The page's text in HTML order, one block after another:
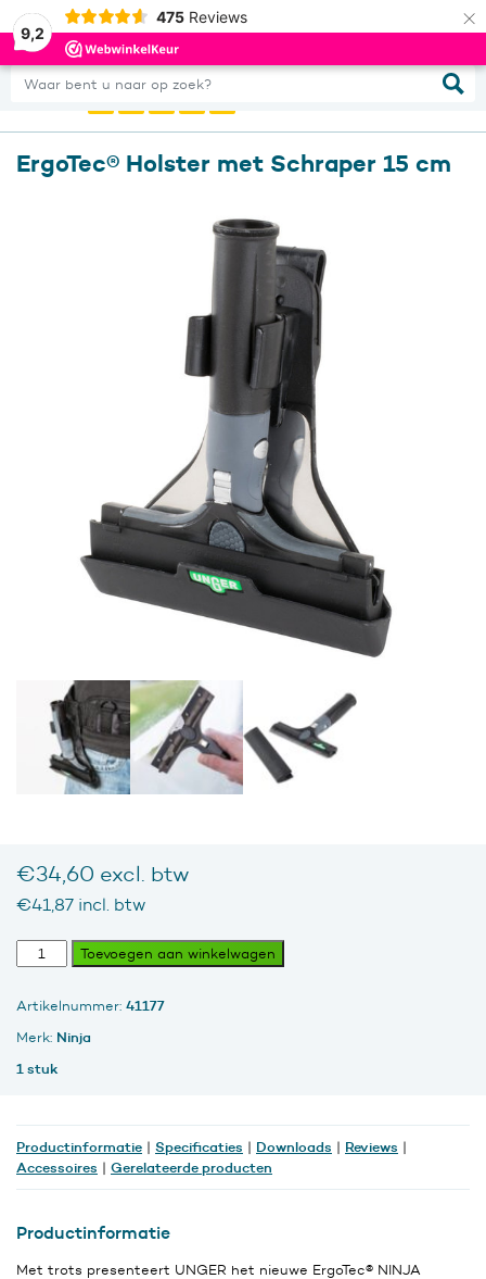
9,2
475 Reviews ×
Waar bent u naar op zoek?
0
ErgoTec® Holster met Schraper 15 cm
€34,60 excl. btw
€41,87 incl. btw
ErgoTec®
Holster
Schraper
15
aantal
Toevoegen aan winkelwagen
Artikelnummer: 41177
Merk: Ninja
1 stuk
Productinformatie | Specificaties | Downloads | Reviews |
Accessoires | Gerelateerde producten
Productinformatie
Met trots presenteert UNGER het nieuwe ErgoTec® NINJA